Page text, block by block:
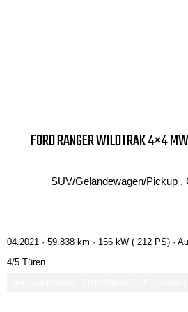
FORD RANGER WILDTRAK 4×4
SUV/Geländewagen/Pickup ,
04.2021 · 59.838 km · 156 kW ( 212 PS) ·
4/5 Türen